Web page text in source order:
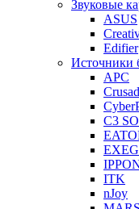
Звуковые
ASUS
Edifier
Источники
APC
C3
ITK
nJoy